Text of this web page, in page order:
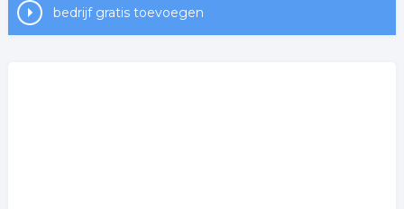
bedrijf gratis toevoegen